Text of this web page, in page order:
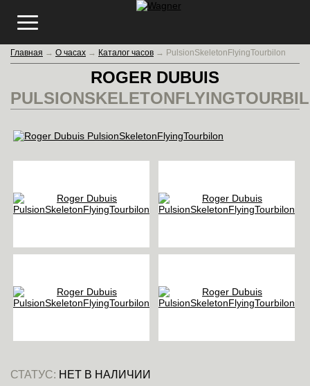
Главная → О часах → Каталог часов → PulsionSkeletonFlyingTourbilon
ROGER DUBUIS
СТАТУС: НЕТ В НАЛИЧИИ